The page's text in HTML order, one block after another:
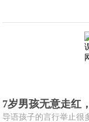
7岁男孩无意走红
导语孩子的言行举止很